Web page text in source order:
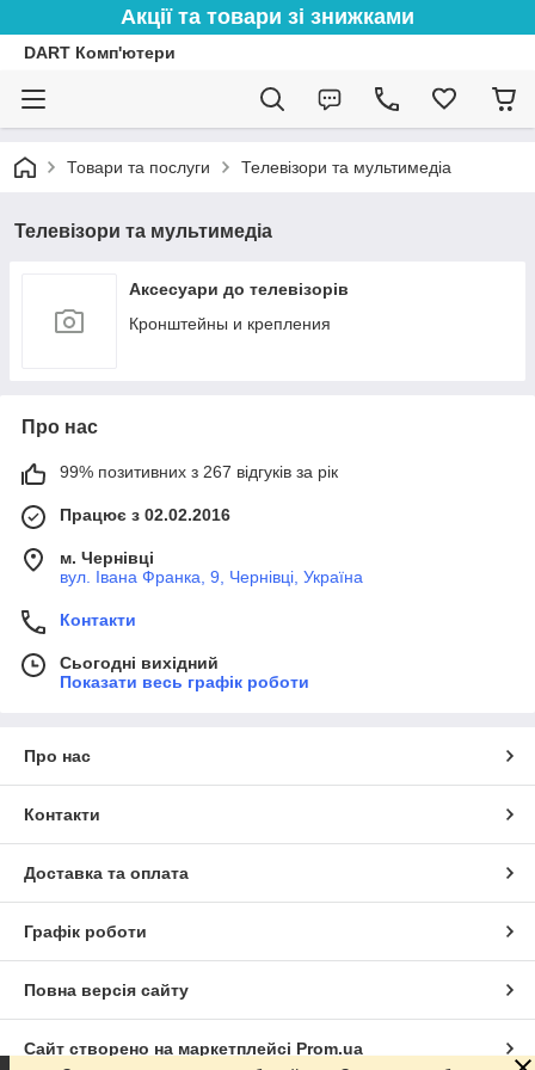
Акції та товари зі знижками
DART Комп'ютери
Товари та послуги Телевізори та мультимедіа
Телевізори та мультимедіа
Аксесуари до телевізорів
Кронштейны и крепления
Про нас
99% позитивних з 267 відгуків за рік
Працює з 02.02.2016
м. Чернівці
вул. Івана Франка, 9, Чернівці, Україна
Контакти
Сьогодні вихідний
Показати весь графік роботи
Про нас
Контакти
Доставка та оплата
Графік роботи
Повна версія сайту
Сайт створено на маркетплейсі Prom.ua